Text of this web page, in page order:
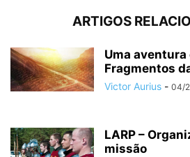
ARTIGOS
Uma
Fragmentos
Victor Aurius - 04/
LARP –
missão